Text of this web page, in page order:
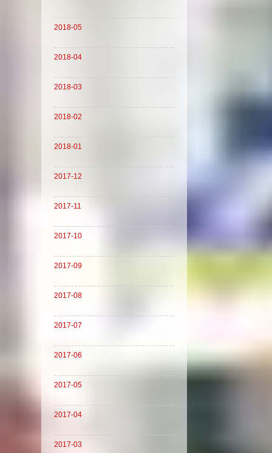
2018-05
2018-04
2018-03
2018-02
2018-01
2017-12
2017-11
2017-10
2017-09
2017-08
2017-07
2017-06
2017-05
2017-04
2017-03